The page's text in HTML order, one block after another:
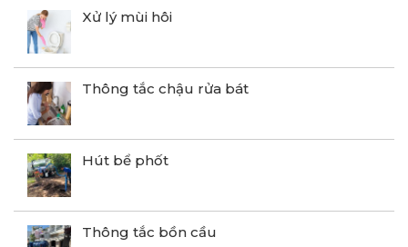
Xử lý mùi hôi
Thông tắc chậu rửa bát
Hút bể phốt
Thông tắc bồn cầu